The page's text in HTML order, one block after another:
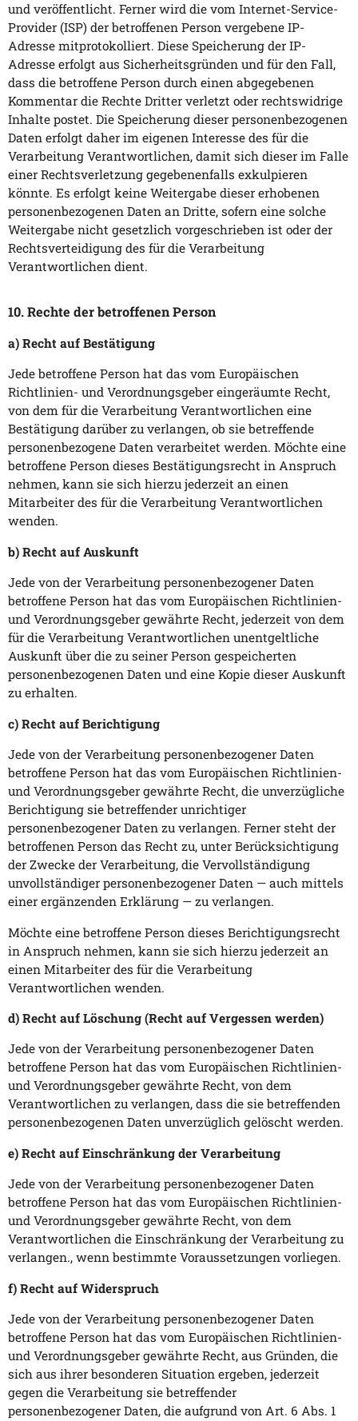
und veröffentlicht. Ferner wird die vom Internet-Service-
Provider (ISP) der betroffenen Person vergebene IP-
Adresse mitprotokolliert. Diese Speicherung der IP-
Adresse erfolgt aus Sicherheitsgründen und für den Fall,
dass die betroffene Person durch einen abgegebenen
Kommentar die Rechte Dritter verletzt oder rechtswidrige
Inhalte postet. Die Speicherung dieser personenbezogenen
Daten erfolgt daher im eigenen Interesse des für die
Verarbeitung Verantwortlichen, damit sich dieser im Falle
einer Rechtsverletzung gegebenenfalls exkulpieren
könnte. Es erfolgt keine Weitergabe dieser erhobenen
personenbezogenen Daten an Dritte, sofern eine solche
Weitergabe nicht gesetzlich vorgeschrieben ist oder der
Rechtsverteidigung des für die Verarbeitung
Verantwortlichen dient.
10. Rechte der betroffenen Person
a) Recht auf Bestätigung
Jede betroffene Person hat das vom Europäischen
Richtlinien- und Verordnungsgeber eingeräumte Recht,
von dem für die Verarbeitung Verantwortlichen eine
Bestätigung darüber zu verlangen, ob sie betreffende
personenbezogene Daten verarbeitet werden. Möchte eine
betroffene Person dieses Bestätigungsrecht in Anspruch
nehmen, kann sie sich hierzu jederzeit an einen
Mitarbeiter des für die Verarbeitung Verantwortlichen
wenden.
b) Recht auf Auskunft
Jede von der Verarbeitung personenbezogener Daten
betroffene Person hat das vom Europäischen Richtlinien-
und Verordnungsgeber gewährte Recht, jederzeit von dem
für die Verarbeitung Verantwortlichen unentgeltliche
Auskunft über die zu seiner Person gespeicherten
personenbezogenen Daten und eine Kopie dieser Auskunft
zu erhalten.
c) Recht auf Berichtigung
Jede von der Verarbeitung personenbezogener Daten
betroffene Person hat das vom Europäischen Richtlinien-
und Verordnungsgeber gewährte Recht, die unverzügliche
Berichtigung sie betreffender unrichtiger
personenbezogener Daten zu verlangen. Ferner steht der
betroffenen Person das Recht zu, unter Berücksichtigung
der Zwecke der Verarbeitung, die Vervollständigung
unvollständiger personenbezogener Daten — auch mittels
einer ergänzenden Erklärung — zu verlangen.
Möchte eine betroffene Person dieses Berichtigungsrecht
in Anspruch nehmen, kann sie sich hierzu jederzeit an
einen Mitarbeiter des für die Verarbeitung
Verantwortlichen wenden.
d) Recht auf Löschung (Recht auf Vergessen werden)
Jede von der Verarbeitung personenbezogener Daten
betroffene Person hat das vom Europäischen Richtlinien-
und Verordnungsgeber gewährte Recht, von dem
Verantwortlichen zu verlangen, dass die sie betreffenden
personenbezogenen Daten unverzüglich gelöscht werden.
e) Recht auf Einschränkung der Verarbeitung
Jede von der Verarbeitung personenbezogener Daten
betroffene Person hat das vom Europäischen Richtlinien-
und Verordnungsgeber gewährte Recht, von dem
Verantwortlichen die Einschränkung der Verarbeitung zu
verlangen., wenn bestimmte Voraussetzungen vorliegen.
f) Recht auf Widerspruch
Jede von der Verarbeitung personenbezogener Daten
betroffene Person hat das vom Europäischen Richtlinien-
und Verordnungsgeber gewährte Recht, aus Gründen, die
sich aus ihrer besonderen Situation ergeben, jederzeit
gegen die Verarbeitung sie betreffender
personenbezogener Daten, die aufgrund von Art. 6 Abs. 1